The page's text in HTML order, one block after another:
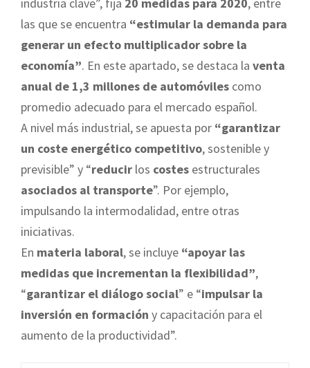
las que se encuentra “estimular la demanda para
generar un efecto multiplicador sobre la
economía”. En este apartado, se destaca la venta
anual de 1,3 millones de automóviles como
promedio adecuado para el mercado español.
A nivel más industrial, se apuesta por “garantizar
un coste energético competitivo, sostenible y
previsible” y “reducir los costes estructurales
asociados al transporte”. Por ejemplo,
impulsando la intermodalidad, entre otras
iniciativas.
En materia laboral, se incluye “apoyar las
medidas que incrementan la flexibilidad”,
“garantizar el diálogo social” e “impulsar la
inversión en formación y capacitación para el
aumento de la productividad”.